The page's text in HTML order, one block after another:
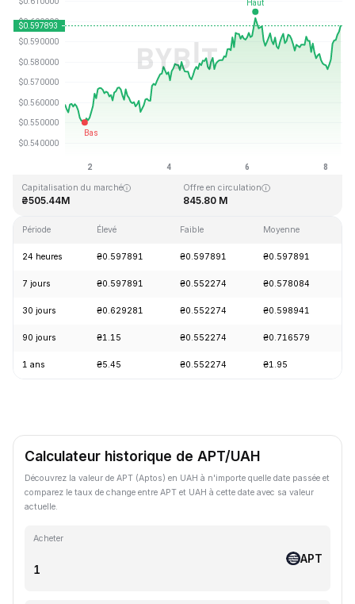
Dernière mise à jour : 2026-08-08, 08:59 GMT+0
Capitalisation du marché
₴505.44M
Offre en circulation
845.80 M
Période Élevé Faible Moyenne
24 heures ₴0.597891 ₴0.597891 ₴0.597891
7 jours ₴0.597891 ₴0.552274 ₴0.578084
30 jours ₴0.629281 ₴0.552274 ₴0.598941
90 jours ₴1.15 ₴0.552274 ₴0.716579
1 ans ₴5.45 ₴0.552274 ₴1.95
Calculateur historique de APT/UAH
Découvrez la valeur de APT (Aptos) en UAH à n'importe quelle date passée et
comparez le taux de change entre APT et UAH à cette date avec sa valeur
actuelle.
Acheter
APT